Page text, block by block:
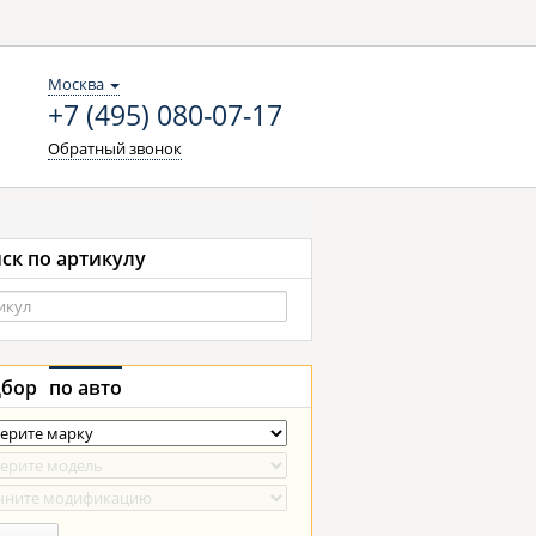
Москва
+7 (495) 080-07-17
Обратный звонок
по артикулу
по авто